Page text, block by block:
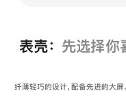
表壳： 先选择你
纤薄轻巧的设计，配备先进的大屏。